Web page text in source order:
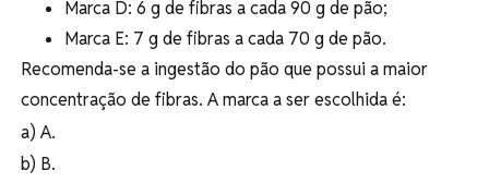
Marca D: 6 g de fibras a cada 90 g de pão;
Marca E: 7 g de fibras a cada 70 g de pão.
Recomenda-se a ingestão do pão que possui a maior
concentração de fibras. A marca a ser escolhida é:
a) A.
b) B.